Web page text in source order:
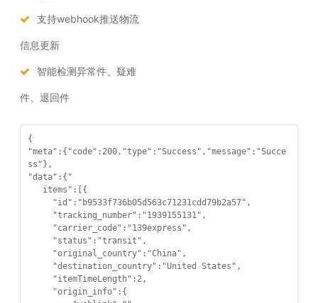
支持webhook推送物流
信息更新
智能检测异常件、疑难
件、退回件
{
"meta":{"code":200,"type":"Success","message":"Succe
ss"},
"data":{"